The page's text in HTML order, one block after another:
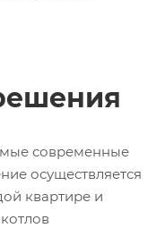
современные
осуществляется
квартире и